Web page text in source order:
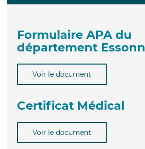
Formulaire APA du
département
Voir le document
Certificat Médical
Voir le document